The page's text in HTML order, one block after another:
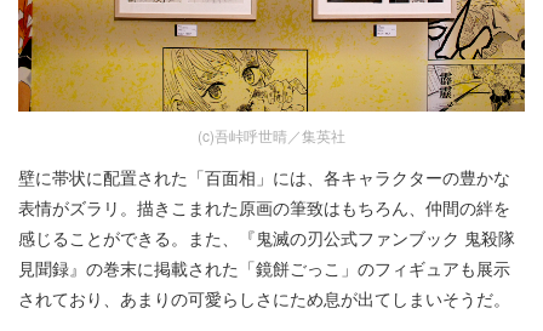
(c)吾峠呼世晴／集英社
壁に帯状に配置された「百面相」には、各キャラクターの豊かな
表情がズラリ。描きこまれた原画の筆致はもちろん、仲間の絆を
感じることができる。また、『鬼滅の刃公式ファンブック 鬼殺隊
見聞録』の巻末に掲載された「鏡餅ごっこ」のフィギュアも展示
されており、あまりの可愛らしさにため息が出てしまいそうだ。